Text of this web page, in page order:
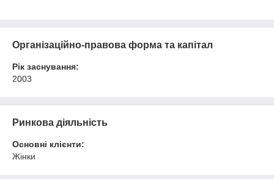
Організаційно-правова форма та капітал
Рік заснування:
2003
Ринкова діяльність
Основні клієнти:
Жінки